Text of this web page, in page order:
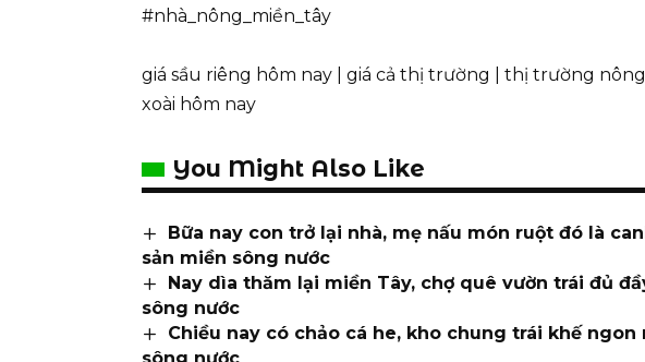
#nhà_nông_miền_tây
giá sầu riêng hôm nay giá cả thị trường thị trường nông
xoài hôm nay
You Might Also Like
Bữa nay con trở lại nhà, mẹ nấu món ruột đó là
sản miền sông nước
Nay dìa thăm lại miền Tây, chợ quê vườn trái đủ
sông nước
Chiều nay có chảo cá he, kho chung trái khế